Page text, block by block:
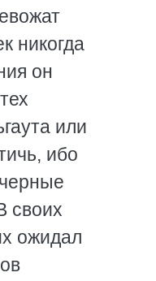
никогда
он
или
ибо
своих
ожидал